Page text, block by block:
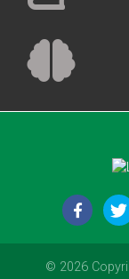
© 2026